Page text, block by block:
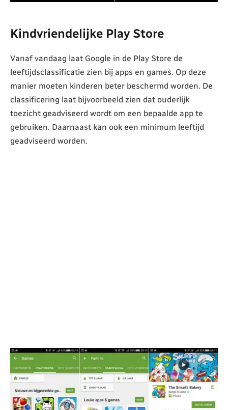
Kindvriendelijke Play Store
Vanaf vandaag laat Google in de Play Store de
leeftijdsclassificatie zien bij apps en games. Op deze
manier moeten kinderen beter beschermd worden. De
classificering laat bijvoorbeeld zien dat ouderlijk
toezicht geadviseerd wordt om een bepaalde app te
gebruiken. Daarnaast kan ook een minimum leeftijd
geadviseerd worden.